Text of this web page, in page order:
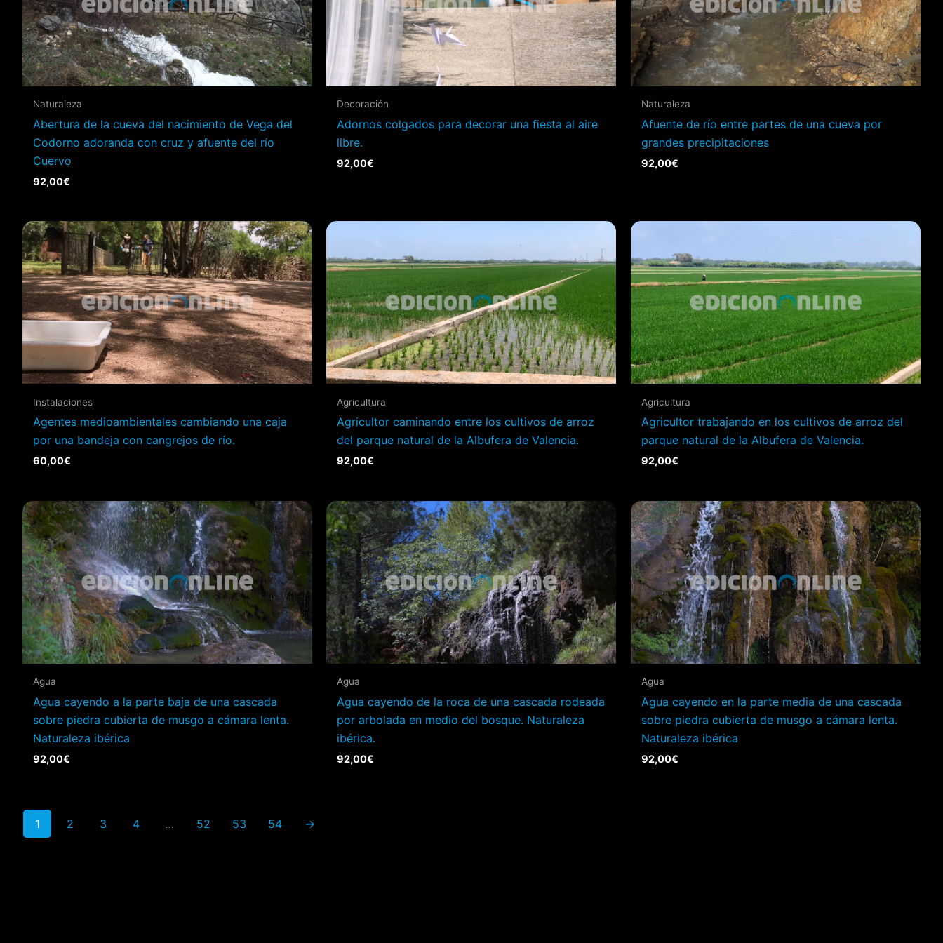
Naturaleza
Abertura de la cueva del nacimiento de Vega del
Codorno adoranda con cruz y afuente del río
Cuervo
92,00€
Decoración
Adornos colgados para decorar una fiesta al aire
libre.
92,00€
Naturaleza
Afuente de río entre partes de una cueva por
grandes precipitaciones
92,00€
Instalaciones
Agentes medioambientales cambiando una caja
por una bandeja con cangrejos de río.
60,00€
Agricultura
Agricultor caminando entre los cultivos de arroz
del parque natural de la Albufera de Valencia.
92,00€
Agricultura
Agricultor trabajando en los cultivos de arroz del
parque natural de la Albufera de Valencia.
92,00€
Agua
Agua cayendo a la parte baja de una cascada
sobre piedra cubierta de musgo a cámara lenta.
Naturaleza ibérica
92,00€
Agua
Agua cayendo de la roca de una cascada rodeada
por arbolada en medio del bosque. Naturaleza
ibérica.
92,00€
Agua
Agua cayendo en la parte media de una cascada
sobre piedra cubierta de musgo a cámara lenta.
Naturaleza ibérica
92,00€
1 2 3 4 … 52 53 54 →